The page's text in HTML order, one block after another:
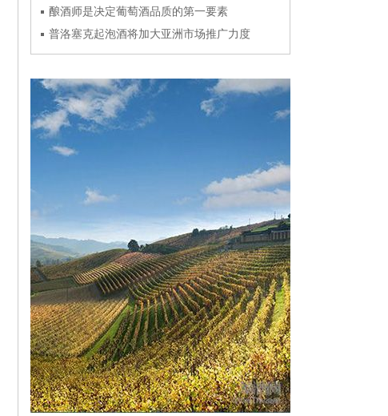
酿酒师是决定葡萄酒品质的第一要素
普洛塞克起泡酒将加大亚洲市场推广力度